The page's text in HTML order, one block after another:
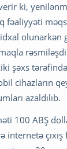
ki,
fəaliyyəti
olunarkən
şəxs
cihazların
azaldılıb.
100 ABŞ
internetə